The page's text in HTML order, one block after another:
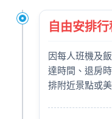
自由安排行
因每人班機及
達時間、退房
排附近景點或美